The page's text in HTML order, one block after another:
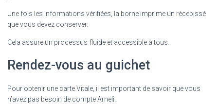
Une fois les informations vérifiées, la borne imprime un récépissé
que vous devez conserver.
Cela assure un processus fluide et accessible à tous.
Rendez-vous au guichet
Pour obtenir une carte Vitale, il est important de savoir que vous
n’avez pas besoin de compte Ameli.